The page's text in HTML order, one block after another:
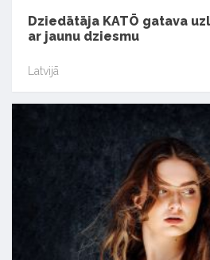
Dziedātāja KATŌ gatava
ar jaunu dziesmu
Latvijā